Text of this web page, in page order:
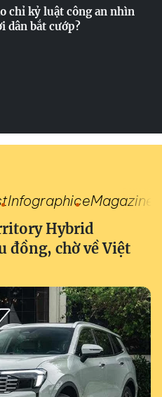
chỉ kỷ luật công an nhìn
dân bắt cướp?
InfographiceMagazine
Hybrid
đồng, chờ về Việt